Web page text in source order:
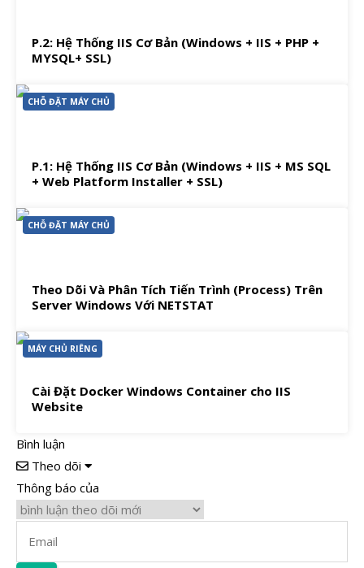
P.2: Hệ Thống IIS Cơ Bản (Windows + IIS + PHP +
MYSQL+ SSL)
CHỖ ĐẶT MÁY CHỦ
P.1: Hệ Thống IIS Cơ Bản (Windows + IIS + MS SQL
+ Web Platform Installer + SSL)
CHỖ ĐẶT MÁY CHỦ
Theo Dõi Và Phân Tích Tiến Trình (Process) Trên
Server Windows Với NETSTAT
MÁY CHỦ RIÊNG
Cài Đặt Docker Windows Container cho IIS
Website
Bình luận
Theo dõi
Thông báo của